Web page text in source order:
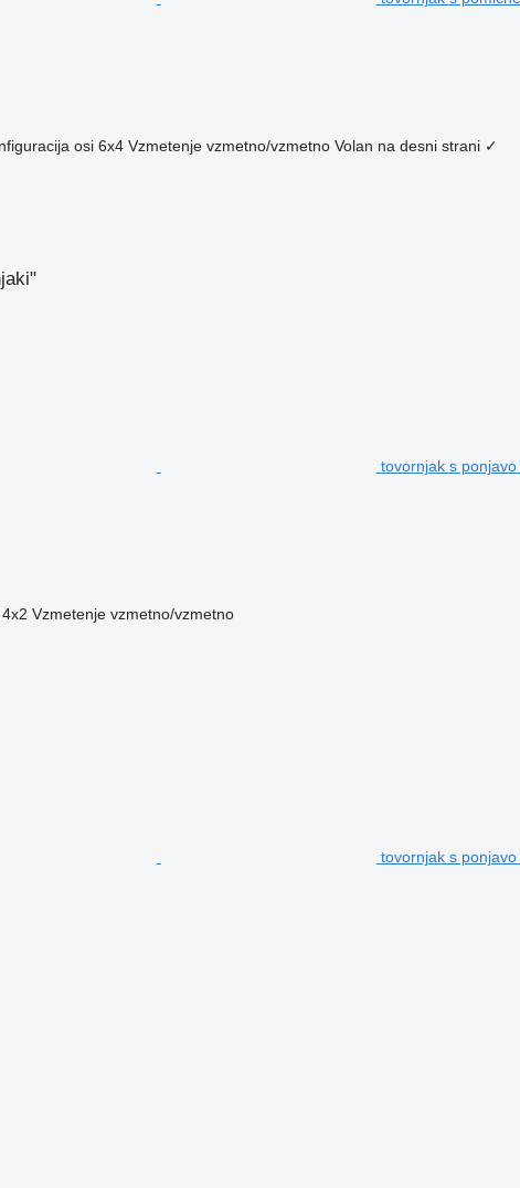
osi 6x4 Vzmetenje vzmetno/vzmetno Volan na desni strani ✓
tovornjak s
4x2 Vzmetenje vzmetno/vzmetno
tovornjak s ponjavo